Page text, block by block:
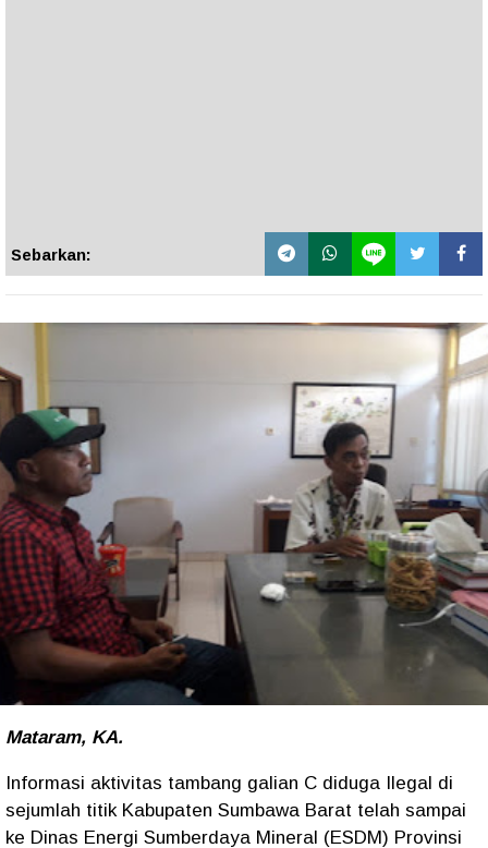
Sebarkan:
Mataram, KA.
Informasi aktivitas tambang galian C diduga Ilegal di
sejumlah titik Kabupaten Sumbawa Barat telah sampai
ke Dinas Energi Sumberdaya Mineral (ESDM) Provinsi